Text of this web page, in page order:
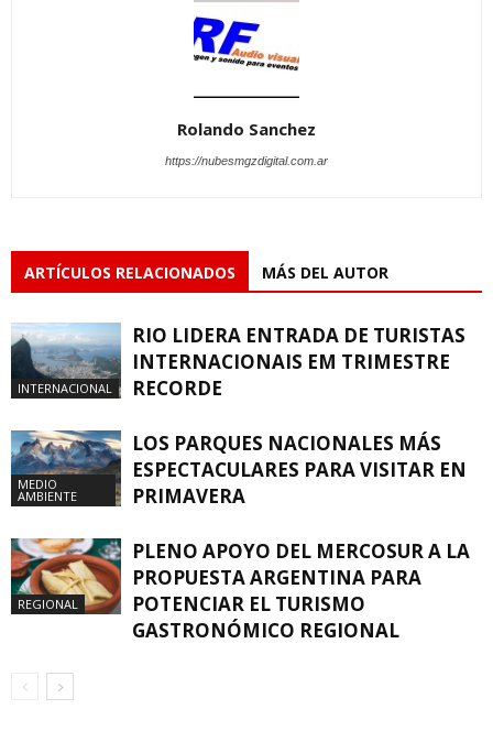
Rolando Sanchez
https://nubesmgzdigital.com.ar
ARTÍCULOS RELACIONADOS MÁS DEL AUTOR
INTERNACIONAL
RIO LIDERA ENTRADA DE TURISTAS
INTERNACIONAIS EM TRIMESTRE
RECORDE
MEDIO
AMBIENTE
LOS PARQUES NACIONALES MÁS
ESPECTACULARES PARA VISITAR EN
PRIMAVERA
REGIONAL
PLENO APOYO DEL MERCOSUR A LA
PROPUESTA ARGENTINA PARA
POTENCIAR EL TURISMO
GASTRONÓMICO REGIONAL